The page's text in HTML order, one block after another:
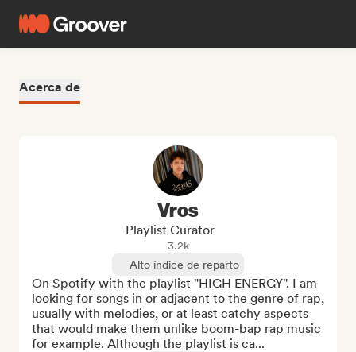
Acerca de
Vros
Playlist Curator
3.2k
Alto índice de reparto
On Spotify with the playlist "HIGH ENERGY". I am
looking for songs in or adjacent to the genre of rap,
usually with melodies, or at least catchy aspects
that would make them unlike boom-bap rap music
for example. Although the playlist is ca...